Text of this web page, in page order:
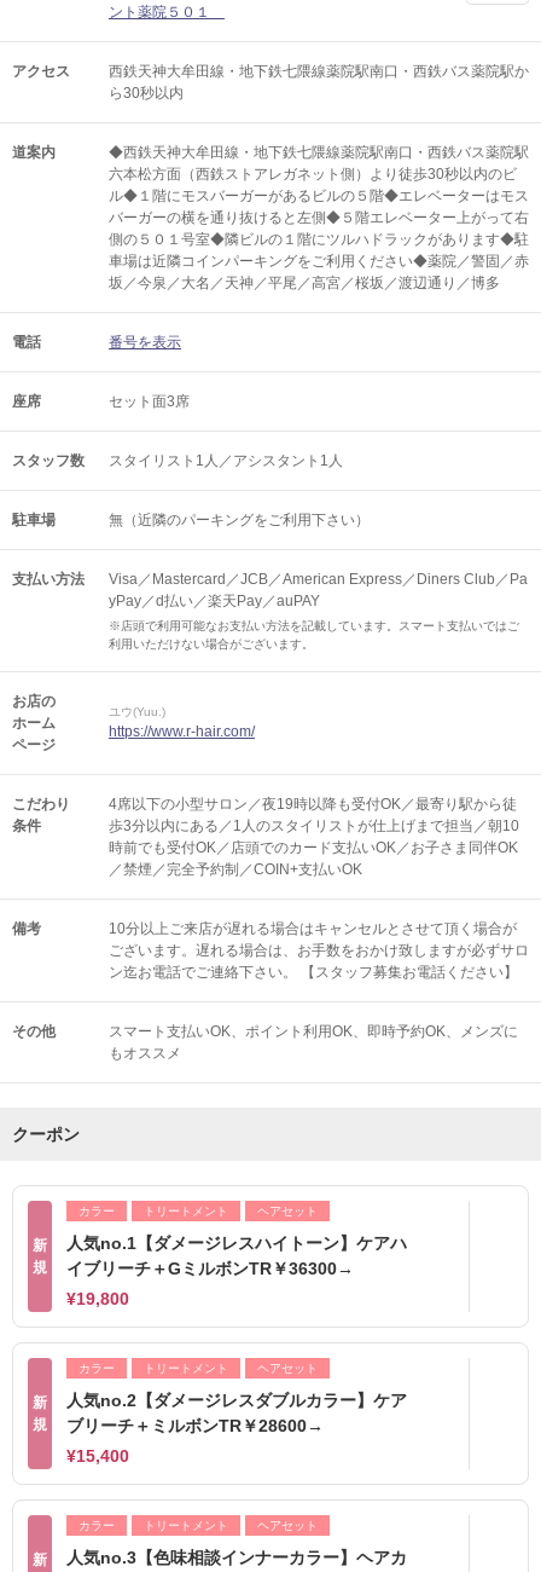
ント薬院５０１
アクセス
西鉄天神大牟田線・地下鉄七隈線薬院駅南口・西鉄バス薬院駅か
ら30秒以内
道案内
◆西鉄天神大牟田線・地下鉄七隈線薬院駅南口・西鉄バス薬院駅
六本松方面（西鉄ストアレガネット側）より徒歩30秒以内のビ
ル◆１階にモスバーガーがあるビルの５階◆エレベーターはモス
バーガーの横を通り抜けると左側◆５階エレベーター上がって右
側の５０１号室◆隣ビルの１階にツルハドラックがあります◆駐
車場は近隣コインパーキングをご利用ください◆薬院／警固／赤
坂／今泉／大名／天神／平尾／高宮／桜坂／渡辺通り／博多
電話 番号を表示
座席 セット面3席
スタッフ数 スタイリスト1人／アシスタント1人
駐車場 無（近隣のパーキングをご利用下さい）
支払い方法
Visa／Mastercard／JCB／American Express／Diners Club／Pa
yPay／d払い／楽天Pay／auPAY
※店頭で利用可能なお支払い方法を記載しています。スマート支払いではご
利用いただけない場合がございます。
お店の
ホーム
ページ
ユウ(Yuu.)
https://www.r-hair.com/
こだわり
条件
4席以下の小型サロン／夜19時以降も受付OK／最寄り駅から徒
歩3分以内にある／1人のスタイリストが仕上げまで担当／朝10
時前でも受付OK／店頭でのカード支払いOK／お子さま同伴OK
／禁煙／完全予約制／COIN+支払いOK
備考
10分以上ご来店が遅れる場合はキャンセルとさせて頂く場合が
ございます。遅れる場合は、お手数をおかけ致しますが必ずサロ
ン迄お電話でご連絡下さい。 【スタッフ募集お電話ください】
その他 スマート支払いOK ポイント利用OK 即時予約OK
メンズに
もオススメ
クーポン
新
規
カラー トリートメント ヘアセット
人気no.1【ダメージレスハイトーン】ケアハ
イブリーチ＋GミルボンTR￥36300→
¥19,800
新
規
カラー トリートメント ヘアセット
人気no.2【ダメージレスダブルカラー】ケア
ブリーチ＋ミルボンTR￥28600→
¥15,400
新
カラー トリートメント ヘアセット
人気no.3【色味相談インナーカラー】ヘアカ